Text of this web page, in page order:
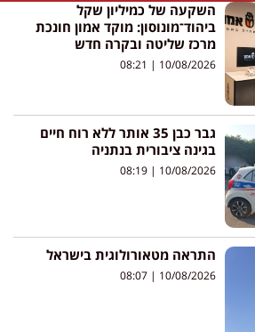
השקעה של כמיליון שקל
ביהוד־מונוסון: מוקד אמון חונכת
מרכז שליטה ובקרה חדש
10/08/2026
גבר כבן 35 אותר ללא רוח חיים
בגינה ציבורית בנתניה
10/08/2026
התראה מטאורולוגית בישראל
10/08/2026